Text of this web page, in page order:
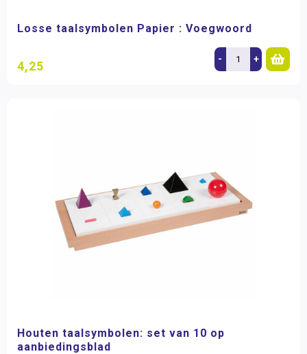
Losse taalsymbolen Papier : Voegwoord
4,25 - +
Houten taalsymbolen: set van 10 op
aanbiedingsblad